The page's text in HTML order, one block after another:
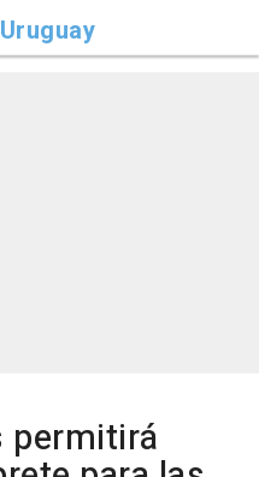
Uruguay
permitirá